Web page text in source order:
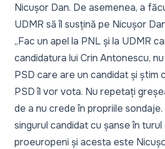
Nicușor Dan. De asemenea, a
UDMR să îl susțină pe Nicușor
„Fac un apel la PNL și la UDMR
candidatura lui Crin Antonescu,
PSD care are un candidat și știm
PSD îl vor vota. Nu repetați
de a nu crede în propriile sondaje.
singurul candidat cu șanse în
proeuropeni și acesta este